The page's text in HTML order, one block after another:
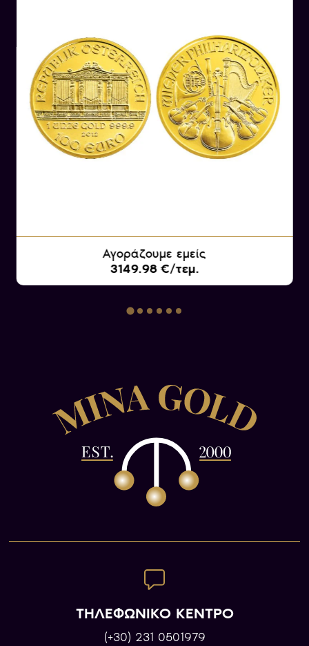
Αυτοκράτορας της Αυστρίας, Βασιλιάς της
Ουγγαρίας και ηγέτης άλλων κρατών της
Αυστροουγγρικής Αυτοκρατορίας, κυβέρνησε
από τις 2 Δεκεμβρίου 1848 μέχρι την ημέρα του
θανάτου του. Επίσης, ανέλαβε την προεδρία
της Γερμανικής Συνομοσπονδίας από την 1η
Μαΐου 1850 έως τις 24 Αυγούστου 1866. Ο
Φραγκίσκος Ιωσήφ Α΄ ξεχωρίζει επίσης και για
Αγοράζουμε εμείς
3149.98 €/τεμ.
ΤΗΛΕΦΩΝΙΚΟ ΚΕΝΤΡΟ
(+30) 231 0501979